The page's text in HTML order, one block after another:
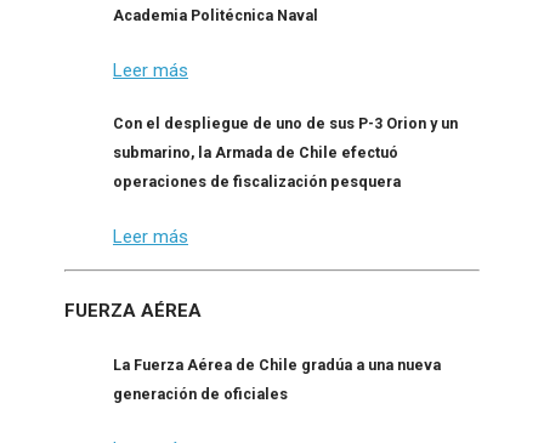
Academia Politécnica Naval
Leer más
Con el despliegue de uno de sus P-3 Orion y un
submarino, la Armada de Chile efectuó
operaciones de fiscalización pesquera
Leer más
FUERZA AÉREA
La Fuerza Aérea de Chile gradúa a una nueva
generación de oficiales